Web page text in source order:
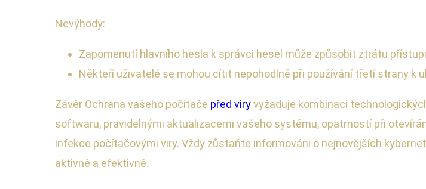
Nevýhody:
Zapomenutí hlavního hesla k správci hesel může způsobit ztrátu
Někteří uživatelé se mohou cítit nepohodlně při používání třetí strany k
Závěr Ochrana vašeho počítače před viryvyžaduje kombinaci
softwaru, pravidelnými aktualizacemi vašeho systému, opatrností při
infekce počítačovými viry. Vždy zůstaňte informováni o nejnovějších
aktivně a efektivně.